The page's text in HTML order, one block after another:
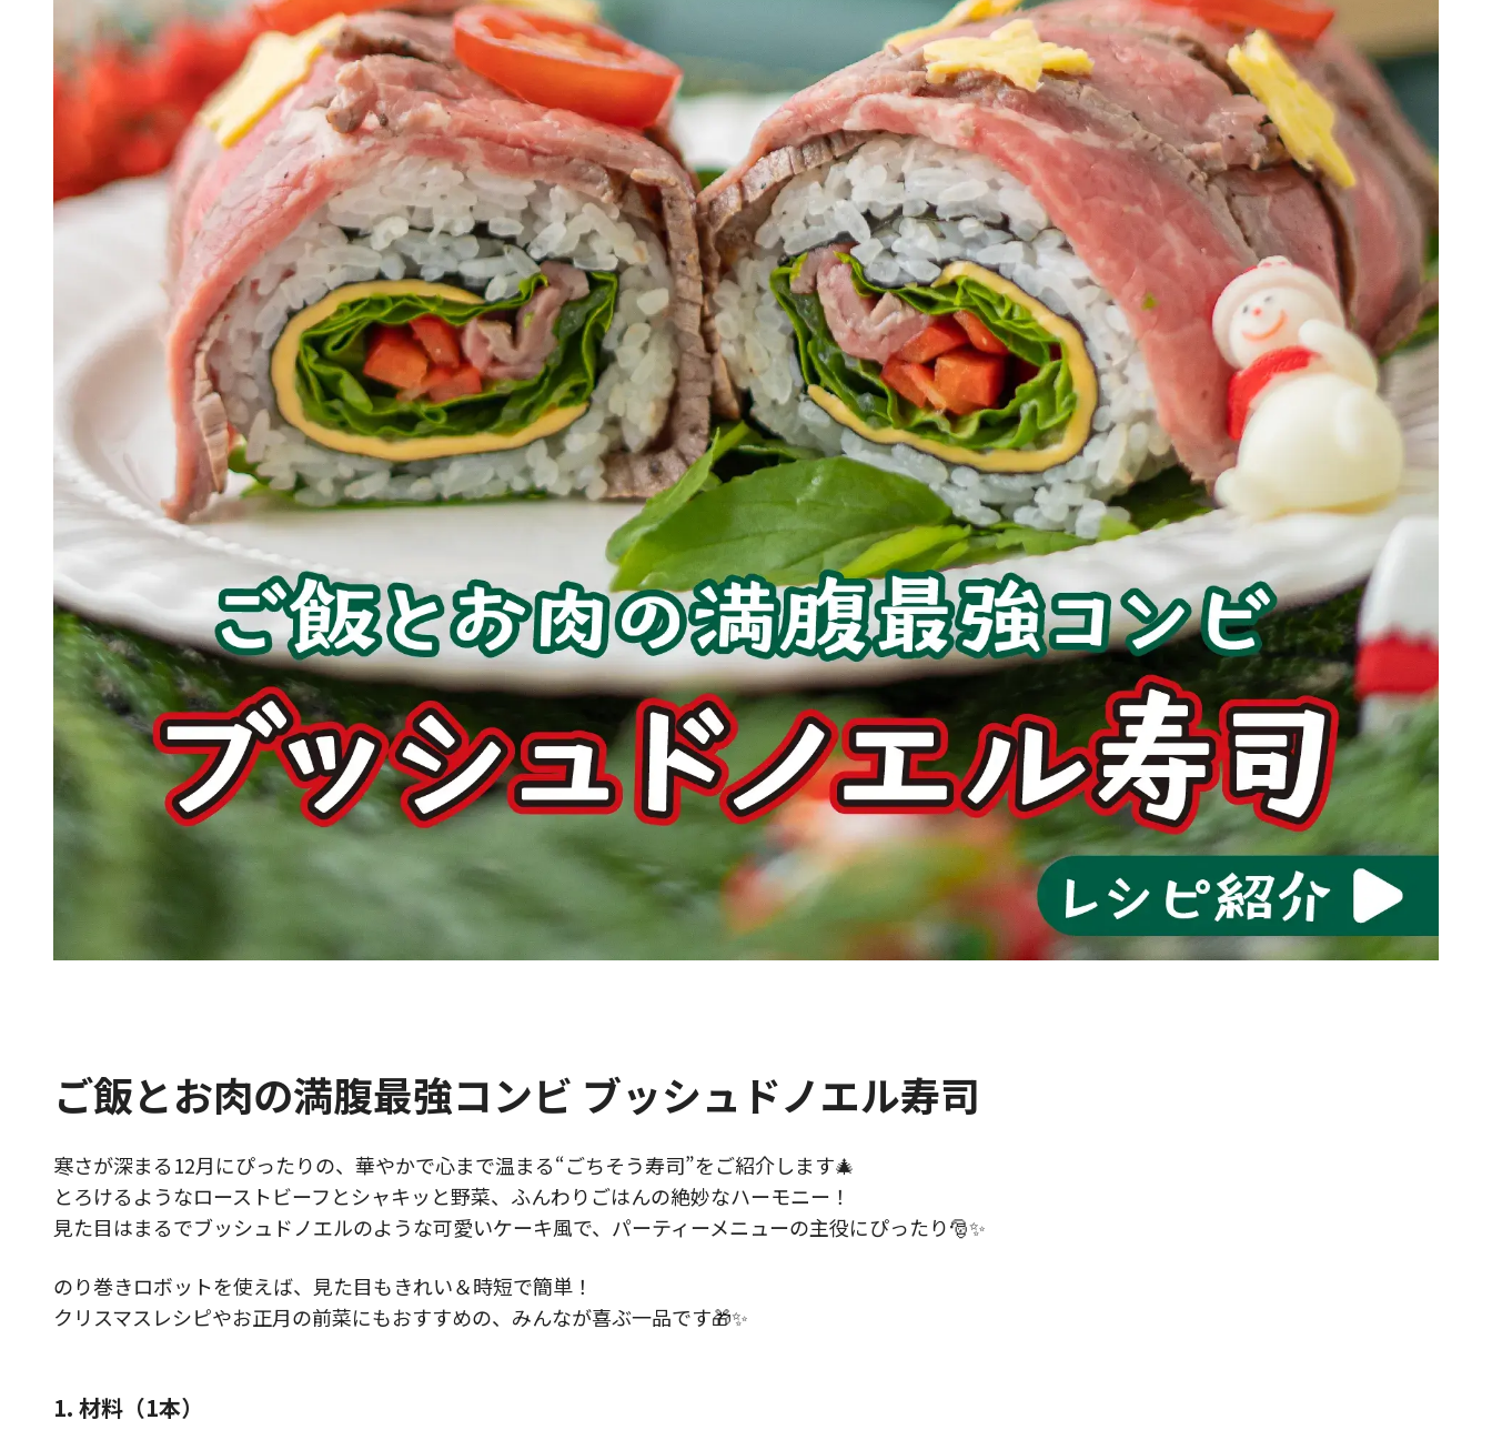
ご飯とお肉の満腹最強コンビ ブッシュドノエル寿司
寒さが深まる12月にぴったりの、華やかで心まで温まる“ごちそう寿司”をご紹介します🎄
とろけるようなローストビーフとシャキッと野菜、ふんわりごはんの絶妙なハーモニー！
見た目はまるでブッシュドノエルのような可愛いケーキ風で、パーティーメニューの主役にぴったり🎅✨
のり巻きロボットを使えば、見た目もきれい＆時短で簡単！
クリスマスレシピやお正月の前菜にもおすすめの、みんなが喜ぶ一品です🎁✨
1. 材料（1本）